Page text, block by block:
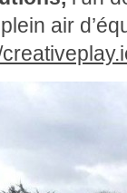
air